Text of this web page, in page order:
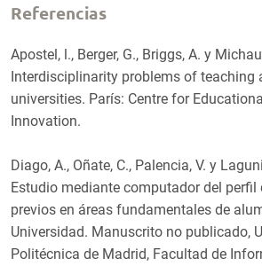
Referencias
Apostel, l., Berger, G., Briggs, A. y
Interdisciplinarity problems of teaching
universities. París: Centre for
Innovation.
Diago, A., Oñate, C., Palencia, V. y
Estudio mediante computador del
previos en áreas fundamentales de
Universidad. Manuscrito no publicado,
Politécnica de Madrid, Facultad de